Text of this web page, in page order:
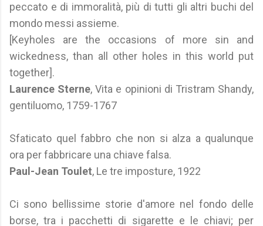
peccato e di immoralità, più di tutti gli altri buchi del
mondo messi assieme.
[Keyholes are the occasions of more sin and
wickedness, than all other holes in this world put
together].
Laurence Sterne, Vita e opinioni di Tristram Shandy,
gentiluomo, 1759-1767
Sfaticato quel fabbro che non si alza a qualunque
ora per fabbricare una chiave falsa.
Paul-Jean Toulet, Le tre imposture, 1922
Ci sono bellissime storie d'amore nel fondo delle
borse, tra i pacchetti di sigarette e le chiavi; per